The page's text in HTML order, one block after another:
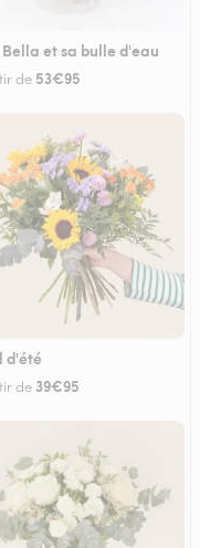
Bella et sa bulle d'eau
de 53€95
d'été
de 39€95